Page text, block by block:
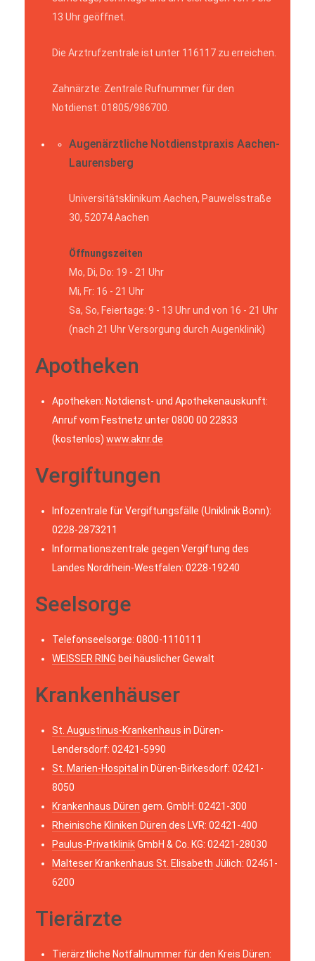
13 Uhr geöffnet.
Die Arztrufzentrale ist unter 116117 zu erreichen.
Zahnärzte: Zentrale Rufnummer für den
Notdienst: 01805/986700.
Augenärztliche Notdienstpraxis Aachen-
Laurensberg
Universitätsklinikum Aachen, Pauwelsstraße
30, 52074 Aachen
Öffnungszeiten
Mo, Di, Do: 19 - 21 Uhr
Mi, Fr: 16 - 21 Uhr
Sa, So, Feiertage: 9 - 13 Uhr und von 16 - 21 Uhr
(nach 21 Uhr Versorgung durch Augenklinik)
Apotheken
Apotheken: Notdienst- und Apothekenauskunft:
Anruf vom Festnetz unter 0800 00 22833
(kostenlos) www.aknr.de
Vergiftungen
Infozentrale für Vergiftungsfälle (Uniklinik Bonn):
0228-2873211
Informationszentrale gegen Vergiftung des
Landes Nordrhein-Westfalen: 0228-19240
Seelsorge
Telefonseelsorge: 0800-1110111
WEISSER RING bei häuslicher Gewalt
Krankenhäuser
St. Augustinus-Krankenhaus in Düren-
Lendersdorf: 02421-5990
St. Marien-Hospital in Düren-Birkesdorf: 02421-
8050
Krankenhaus Düren gem. GmbH: 02421-300
Rheinische Kliniken Düren des LVR: 02421-400
Paulus-PrivatklinikGmbH & Co. KG: 02421-28030
Malteser Krankenhaus St. Elisabeth Jülich: 02461-
6200
Tierärzte
Tierärztliche Notfallnummer für den Kreis Düren: